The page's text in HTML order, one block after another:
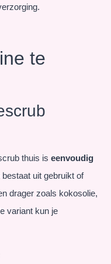
te
thuis is eenvoudig
uit gebruikt of
drager zoals kokosolie,
variant kun je